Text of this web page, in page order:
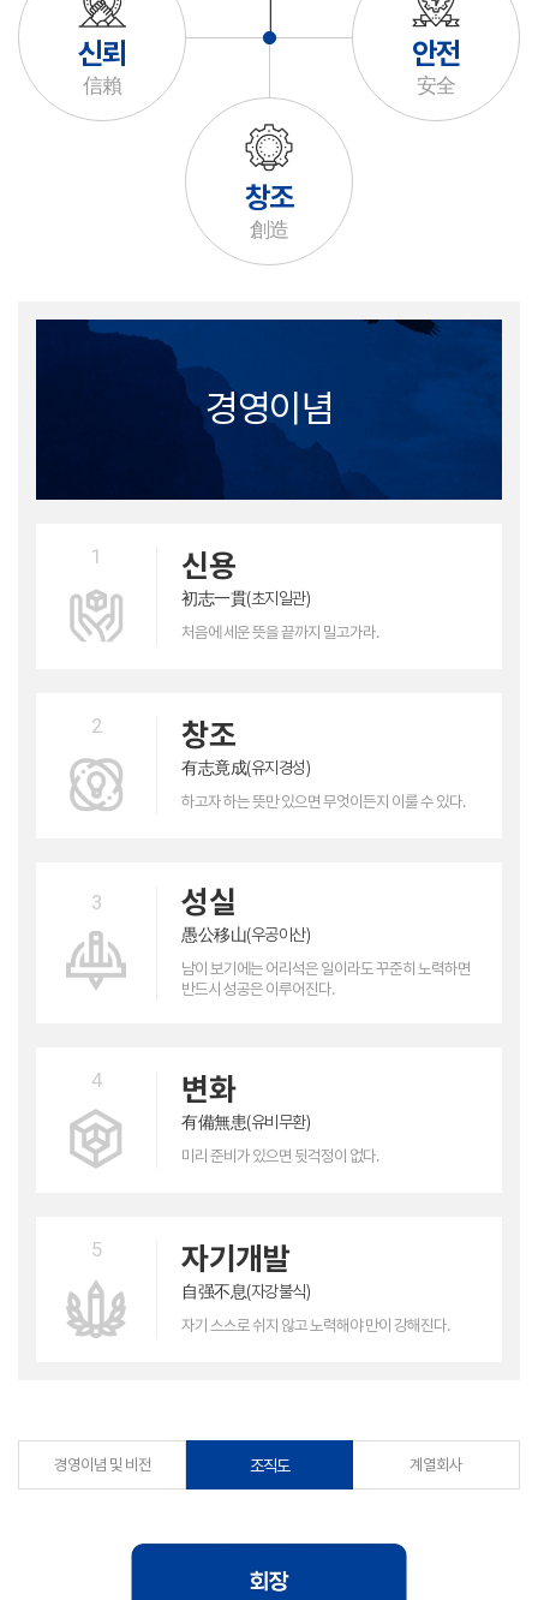
신뢰
信賴
안전
安全
창조
創造
경영이념
1 신용
初志一貫(초지일관)
처음에 세운 뜻을 끝까지 밀고가라.
2 창조
有志竟成(유지경성)
하고자 하는 뜻만 있으면무엇이든지 이룰 수 있다.
3 성실
愚公移山(우공이산)
남이 보기에는 어리석은 일이라도 꾸준히 노력하면
반드시 성공은 이루어진다.
4 변화
有備無患(유비무환)
미리 준비가 있으면 뒷걱정이 없다.
5 자기개발
自强不息(자강불식)
자기 스스로 쉬지 않고노력해야 만이 강해진다.
경영이념 및 비전 조직도 계열회사